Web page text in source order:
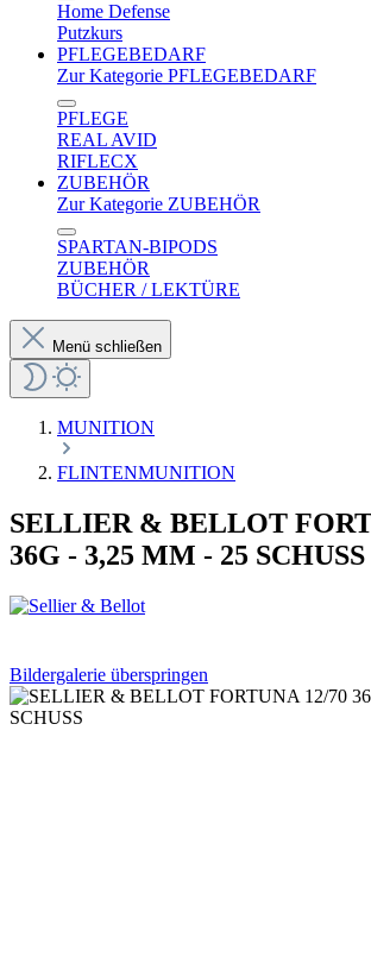
Home Defense
Putzkurs
PFLEGEBEDARF
Zur Kategorie PFLEGEBEDARF
PFLEGE
REAL AVID
RIFLECX
ZUBEHÖR
Zur Kategorie ZUBEHÖR
SPARTAN-BIPODS
ZUBEHÖR
BÜCHER / LEKTÜRE
Menü schließen
MUNITION
FLINTENMUNITION
SELLIER & BELLOT
36G - 3,25 MM - 25 SCHUSS
Bildergalerie überspringen